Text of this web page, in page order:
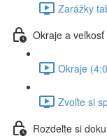
Zarážky
Okraje a
Okraje
Zvoľte si
Rozdeľte si